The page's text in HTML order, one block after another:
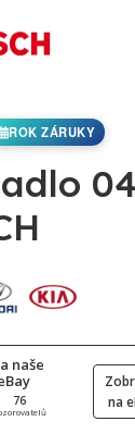
ROK ZÁRUKY
naše
76
na